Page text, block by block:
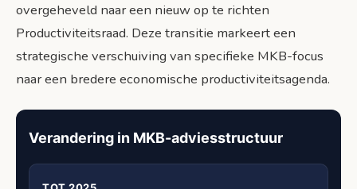
overgeheveld naar een nieuw op te richten
Productiviteitsraad. Deze transitie markeert een
strategische verschuiving van specifieke MKB-focus
naar een bredere economische productiviteitsagenda.
Verandering in MKB-adviesstructuur